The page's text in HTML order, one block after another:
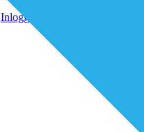
Inloggen